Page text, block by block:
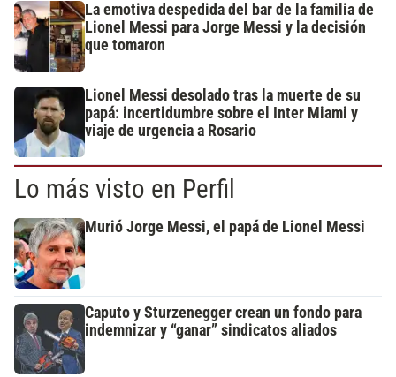
La emotiva despedida del bar de la familia de
Lionel Messi para Jorge Messi y la decisión
que tomaron
Lionel Messi desolado tras la muerte de su
papá: incertidumbre sobre el Inter Miami y
viaje de urgencia a Rosario
Lo más visto en Perfil
Murió Jorge Messi, el papá de Lionel Messi
Caputo y Sturzenegger crean un fondo para
indemnizar y “ganar” sindicatos aliados